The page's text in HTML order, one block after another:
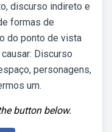
discurso indireto e
formas de
do ponto de vista
Discurso
personagens,
um.
button below.